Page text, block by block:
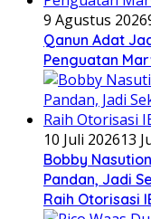
9 Agustus 2026
Qanun Adat
Penguatan
10 Juli 202613
Bobby
Pandan, Jadi
Raih Otorisasi